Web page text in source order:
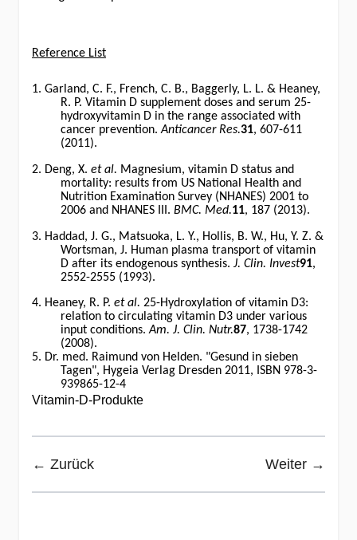
Reference List
1. Garland, C. F., French, C. B., Baggerly, L. L. & Heaney,
R. P. Vitamin D supplement doses and serum 25-
hydroxyvitamin D in the range associated with
cancer prevention.Anticancer Res.31, 607-611
(2011).
2. Deng, X. et al. Magnesium, vitamin D status and
mortality: results from US National Health and
Nutrition Examination Survey (NHANES) 2001 to
2006 and NHANES III. BMC. Med.11, 187 (2013).
3. Haddad, J. G., Matsuoka, L. Y., Hollis, B. W., Hu, Y. Z. &
Wortsman, J. Human plasma transport of vitamin
D after its endogenous synthesis. J. Clin. Invest91,
2552-2555 (1993).
4. Heaney, R. P. et al. 25-Hydroxylation of vitamin D3:
relation to circulating vitamin D3 under various
input conditions.Am. J. Clin. Nutr.87, 1738-1742
(2008).
5. Dr. med. Raimund von Helden. "Gesund in sieben
Tagen", Hygeia Verlag Dresden 2011, ISBN 978-3-
939865-12-4
Vitamin-D-Produkte
← Zurück Weiter →